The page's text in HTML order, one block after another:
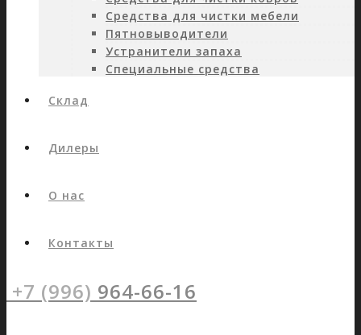
Средства для чистки мебели
Пятновыводители
Устранители запаха
Специальные средства
Склад
Дилеры
О нас
Контакты
+7 (996) 964-66-16